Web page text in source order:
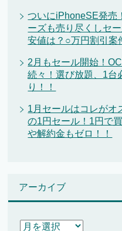
ついにiPhoneSE発売
ーズも売り尽くしセ
安値は？○万円割引案
2月もセール開始！
続々！選び放題、1台
り！！
1月セールはコレがオ
の1円セール！1円で
や解約金もゼロ！！
アーカイブ
ア